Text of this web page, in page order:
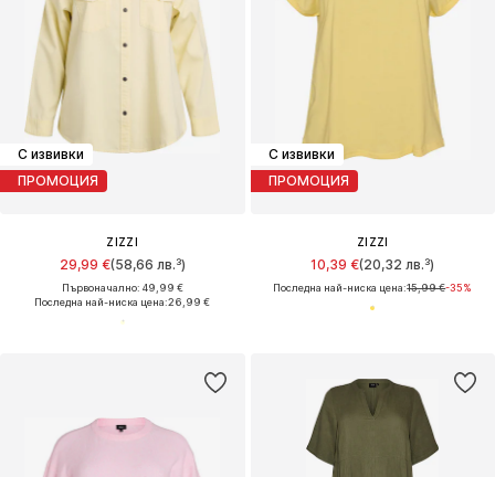
С извивки
ПРОМОЦИЯ
ZIZZI
29,99 €(58,66 лв.³)
Първоначално: 49,99 €
Последна най-ниска цена:26,99 €
С извивки
ПРОМОЦИЯ
ZIZZI
10,39 €(20,32 лв.³)
Последна най-ниска цена:15,99 €-35%